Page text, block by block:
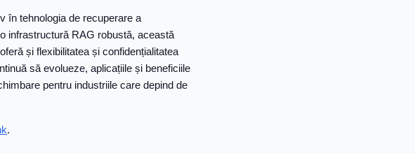
în tehnologia de recuperare a
infrastructură RAG robustă, această
și flexibilitatea și confidențialitatea
să evolueze, aplicațiile și beneficiile
pentru industriile care depind de
.